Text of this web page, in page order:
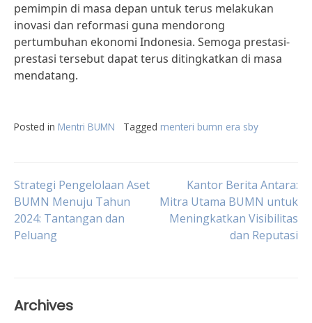
pemimpin di masa depan untuk terus melakukan
inovasi dan reformasi guna mendorong
pertumbuhan ekonomi Indonesia. Semoga prestasi-
prestasi tersebut dapat terus ditingkatkan di masa
mendatang.
Posted in Mentri BUMN Tagged menteri bumn era sby
Post
navigation
Strategi Pengelolaan Aset
BUMN Menuju Tahun
2024: Tantangan dan
Peluang
Kantor Berita Antara:
Mitra Utama BUMN untuk
Meningkatkan Visibilitas
dan Reputasi
Archives